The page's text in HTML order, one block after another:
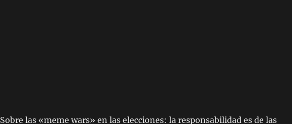
Sobre las «meme wars» en las elecciones: la responsabilidad es de las